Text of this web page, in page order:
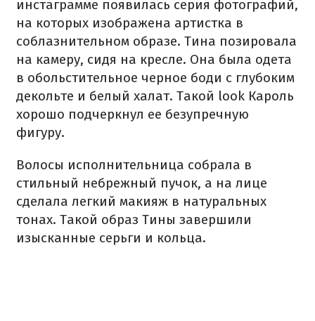
инстаграмме появилась серия фотографий,
на которых изображена артистка в
соблазнительном образе. Тина позировала
на камеру, сидя на кресле. Она была одета
в обольстительное черное боди с глубоким
декольте и белый халат. Такой look Кароль
хорошо подчеркнул ее безупречную
фигуру.
Волосы исполнительница собрала в
стильный небрежный пучок, а на лице
сделала легкий макияж в натуральных
тонах. Такой образ Тины завершили
изысканные серьги и кольца.